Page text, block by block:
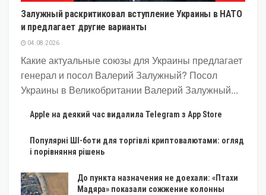
Залужный раскритиковал вступление Украины в НАТО
и предлагает другие варианты
04.08.2026
Какие актуальные союзы для Украины предлагает
генерал и посол Валерий Залужный? Посол
Украины в Великобритании Валерий Залужный...
Apple на деякий час видалила Telegram з App Store
Популярні ШІ-боти для торгівлі криптовалютами: огляд
і порівняння рішень
До пункта назначения не доехали: «Птахи
Мадяра» показали сожжение колонны